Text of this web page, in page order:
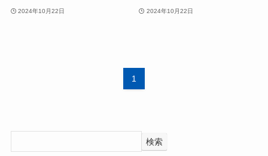
2024年10月22日 2024年10月22日
1
検索